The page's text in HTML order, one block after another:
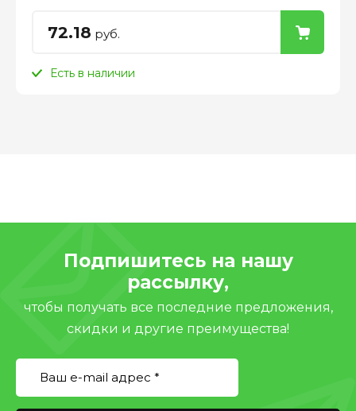
72.18 руб.
Есть в наличии
Подпишитесь на нашу
рассылку,
чтобы получать все последние предложения,
скидки и другие преимущества!